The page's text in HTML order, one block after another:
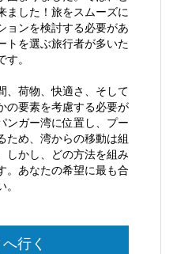
ました！旅をスムーズに
ョンを検討する必要があ
トを選ぶ旅行者が多いた
。
、荷物、快適さ、そして
の要素を考慮する必要が
ガー湾に位置し、 プー
ため、湾からの移動は組
しかし、どの方法を組み
。あなたの希望に最も合
行く